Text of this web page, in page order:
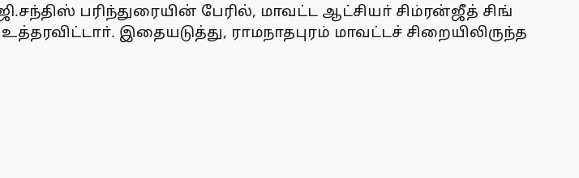
பரிந்துரையின் பேரில், மாவட்ட ஆட்சியா் சிம்ரன்ஜீத் சிங்
இதையடுத்து, ராமநாதபுரம் மாவட்டச் சிறையிலிருந்த